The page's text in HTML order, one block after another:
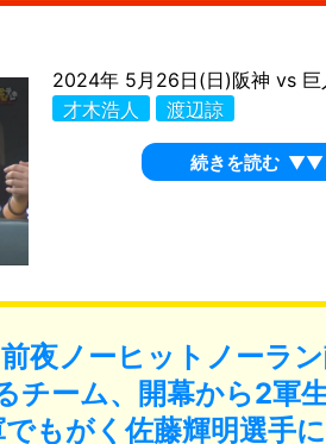
2024年 5月26日(日)阪神 vs
才木浩人
渡辺諒
続きを読む ▼▼
夜ノーヒットノーラ
チーム、開幕から2軍
もがく佐藤輝明選手